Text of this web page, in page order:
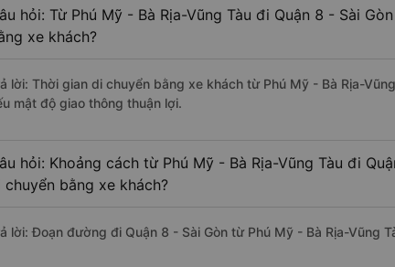
hỏi: Từ Phú Mỹ - Bà Rịa-Vũng Tàu đi Quận 8 - Sài
xe khách?
lời: Thời gian di chuyển bằng xe khách từ Phú Mỹ - Bà Rịa-
mật độ giao thông thuận lợi.
hỏi: Khoảng cách từ Phú Mỹ - Bà Rịa-Vũng Tàu đi
chuyển bằng xe khách?
lời: Đoạn đường đi Quận 8 - Sài Gòn từ Phú Mỹ - Bà Rịa-Vũng